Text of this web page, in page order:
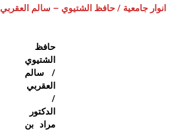
انوار جامعية / حافظ الشتيوي – سالم العقربي
حافظ
الشتيوي
/ سالم
العقربي
/
الدكتور
مراد بن